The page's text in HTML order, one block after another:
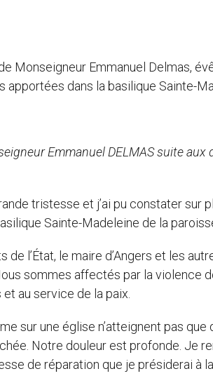
Monseigneur Emmanuel Delmas,
apportées dans la basilique Sainte-
Emmanuel DELMAS suite
tristesse et j’ai pu constater
Sainte-Madeleine de la
l’État, le maire d’Angers et les
sommes affectés par la violence
au service de la paix.
sur une église n’atteignent pas
Notre douleur est profonde. Je
de réparation que je présiderai à